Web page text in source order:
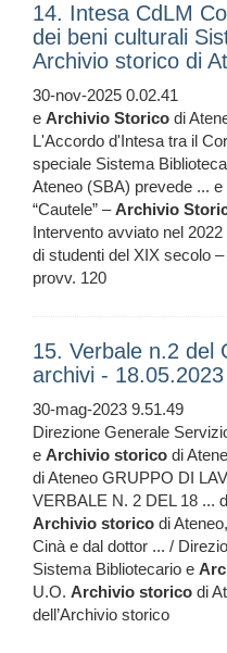
14. Intesa CdLM
dei beni culturali
Archivio storico di
30-nov-2025 0.02.41
e Archivio Storico di
L'Accordo d'Intesa tra il
speciale Sistema
Ateneo (SBA) prevede ...
“Cautele” –Archivio
Intervento avviato nel
di studenti del XIX secolo –
provv. 120
15. Verbale n.2 del
archivi -
30-mag-2023 9.51.49
Direzione Generale
e Archivio storico di
di Ateneo GRUPPO DI
VERBALE N. 2 DEL 18 ...
Archivio storico di
Cinà e dal dottor ... /
Sistema Bibliotecario e
U.O. Archivio storico di
dell’Archivio storico